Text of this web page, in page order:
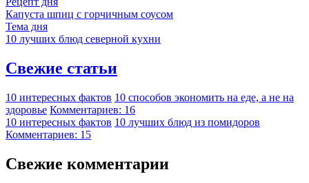
Капуста шпиц с горчичным соусом
Тема дня
10 лучших блюд северной кухни
Свежие статьи
10 интересных фактов 10 способов экономить на еде, а не на
здоровье Комментариев: 16
10 интересных фактов 10 лучших блюд из помидоров
Комментариев: 15
Свежие комментарии